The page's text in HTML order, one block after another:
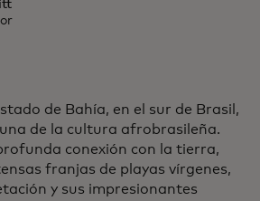
de Bahía, en el sur de Brasil,
de la cultura afrobrasileña.
conexión con la tierra,
franjas de playas vírgenes,
y sus impresionantes